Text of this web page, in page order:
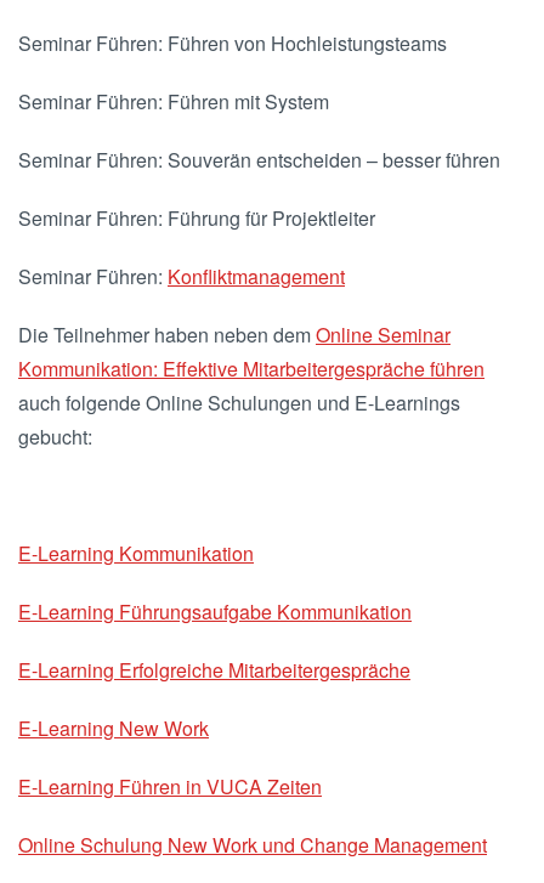
Seminar Führen: Führen von Hochleistungsteams
Seminar Führen: Führen mit System
Seminar Führen: Souverän entscheiden – besser führen
Seminar Führen: Führung für Projektleiter
Seminar Führen: Konfliktmanagement
Die Teilnehmer haben neben demOnline Seminar
Kommunikation: Effektive Mitarbeitergespräche führen
auch folgende Online Schulungen und E-Learnings
gebucht:
E-Learning Kommunikation
E-Learning Führungsaufgabe Kommunikation
E-Learning Erfolgreiche Mitarbeitergespräche
E-Learning New Work
E-Learning Führen in VUCA Zeiten
Online Schulung New Work und Change Management